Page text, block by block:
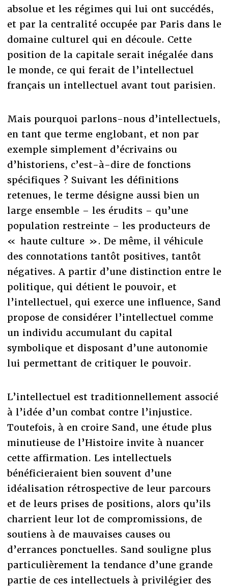
absolue et les régimes qui lui ont succédés,
et par la centralité occupée par Paris dans le
domaine culturel qui en découle. Cette
position de la capitale serait inégalée dans
le monde, ce qui ferait de l’intellectuel
français un intellectuel avant tout parisien.
Mais pourquoi parlons-nous d’intellectuels,
en tant que terme englobant, et non par
exemple simplement d’écrivains ou
d’historiens, c’est-à-dire de fonctions
spécifiques ? Suivant les définitions
retenues, le terme désigne aussi bien un
large ensemble – les érudits – qu’une
population restreinte – les producteurs de
« haute culture ». De même, il véhicule
des connotations tantôt positives, tantôt
négatives. A partir d’une distinction entre le
politique, qui détient le pouvoir, et
l’intellectuel, qui exerce une influence, Sand
propose de considérer l’intellectuel comme
un individu accumulant du capital
symbolique et disposant d’une autonomie
lui permettant de critiquer le pouvoir.
L’intellectuel est traditionnellement associé
à l’idée d’un combat contre l’injustice.
Toutefois, à en croire Sand, une étude plus
minutieuse de l’Histoire invite à nuancer
cette affirmation. Les intellectuels
bénéficieraient bien souvent d’une
idéalisation rétrospective de leur parcours
et de leurs prises de positions, alors qu’ils
charrient leur lot de compromissions, de
soutiens à de mauvaises causes ou
d’errances ponctuelles. Sand souligne plus
particulièrement la tendance d’une grande
partie de ces intellectuels à privilégier des